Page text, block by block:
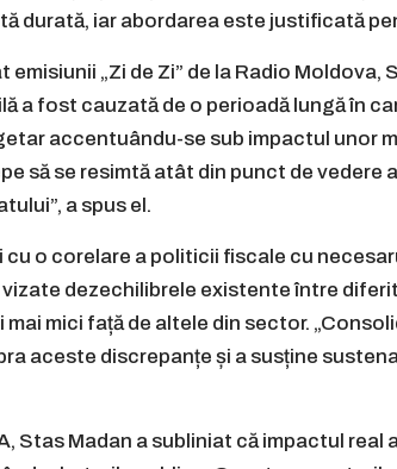
durată, iar abordarea este justificată
„Zi de Zi” de la Radio Moldova,
a fost cauzată de o perioadă lungă în
accentuându-se sub impactul unor
să se resimtă atât din punct de vedere
a spus el.
cu o corelare a politicii fiscale cu
dezechilibrele existente între
mici față de altele din sector.
aceste discrepanțe și a susține
Stas Madan a subliniat că impactul